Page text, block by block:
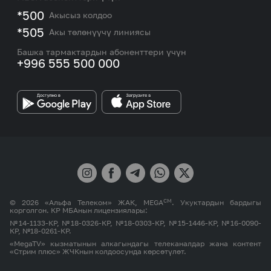
eSIM
Номерди тандоо
M2M
Корпоративдик жана VIP кардарлар менен иштөө
боюнча бөлүмдүн кызматкерлеринин байланыш
маалыматтары.
Тармакты камтуу картасы жана тейлөө борборлору
MEGAда иште
MEGA бренди
*500 Акысыз колдоо
*505 Акы төлөнүүчү линиясы
Башка тармактардын абоненттери үчүн
+996 555 500 000
© 2026 «Альфа Телеком» ЖАК, MEGAСМ. Укуктардын бардыгы
корголгон. КР МБАнын лицензиялары:
№14-1133-КР, №18-0326-КР, №18-0303-КР, №15-1446-КР, №16-0090-
КР, №18-0261-КР.
«MegaTV» кызматынын алкагындагы телеканалдар жана контент
«Стрим плюс» ЖЧКнын колдоосунда көрсөтүлөт.